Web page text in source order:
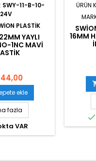
SWY-11-B-10-
24V
PLASTIK
YAYLI
1NC MAVI
ekle
fazla
VAR
ÜRÜN
16MM
